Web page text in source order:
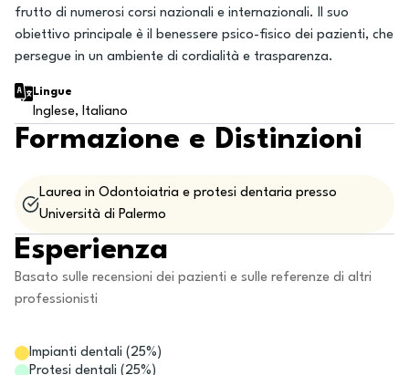
frutto di numerosi corsi nazionali e internazionali. Il suo
obiettivo principale è il benessere psico-fisico dei pazienti, che
persegue in un ambiente di cordialità e trasparenza.
Lingue
Inglese, Italiano
Formazione e Distinzioni
Laurea in Odontoiatria e protesi dentaria presso
Università di Palermo
Esperienza
Basato sulle recensioni dei pazienti e sulle referenze di altri
professionisti
Impianti dentali ( 25%)
Protesi dentali ( 25%)